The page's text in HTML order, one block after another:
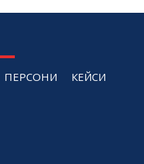
ПЕРСОНИ КЕЙСИ